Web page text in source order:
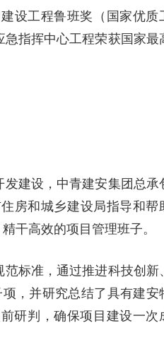
设工程鲁班奖（国家优质
指挥中心工程荣获国家最
建设，中青建安集团总承
房和城乡建设局指导和帮
干高效的项目管理班子。
标准，通过推进科技创新、
，并研究总结了具有建安
研判，确保项目建设一次